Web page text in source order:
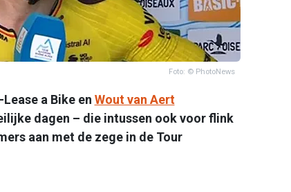
Foto: © PhotoNews
a Bike en Wout van Aert
dagen – die intussen ook voor flink
aan met de zege in de Tour